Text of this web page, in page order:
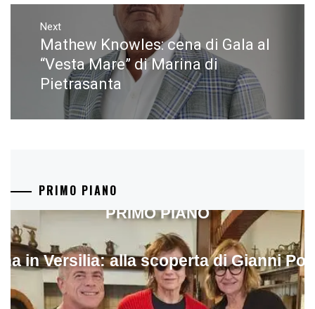
Next
Next
post:
Mathew Knowles: cena di Gala al
“Vesta Mare” di Marina di
Pietrasanta
PRIMO PIANO
in Versilia: alla scoperta di Gianni
PRIMO PIANO